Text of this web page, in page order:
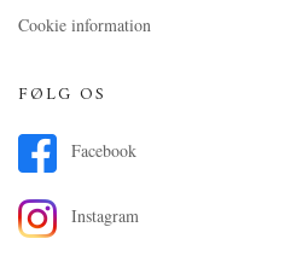
Cookie information
FØLG OS
Facebook
Instagram